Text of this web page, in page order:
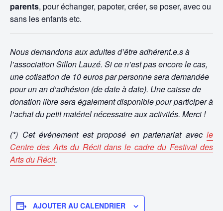
parents, pour échanger, papoter, créer, se poser, avec ou
sans les enfants etc.
Nous demandons aux adultes d’être adhérent.e.s à
l’association Sillon Lauzé. Si ce n’est pas encore le cas,
une cotisation de 10 euros par personne sera demandée
pour un an d’adhésion (de date à date). Une caisse de
donation libre sera également disponible pour participer à
l’achat du petit matériel nécessaire aux activités. Merci !
(*) Cet événement est proposé en partenariat avec le
Centre des Arts du Récit dans le cadre du Festival des
Arts du Récit.
AJOUTER AU CALENDRIER